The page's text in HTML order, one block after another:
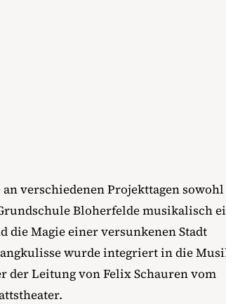
verschiedenen Projekttagen
Bloherfelde musikalisch
die Magie einer versunkenen Stadt
wurde integriert in die
der Leitung von Felix Schauren vom